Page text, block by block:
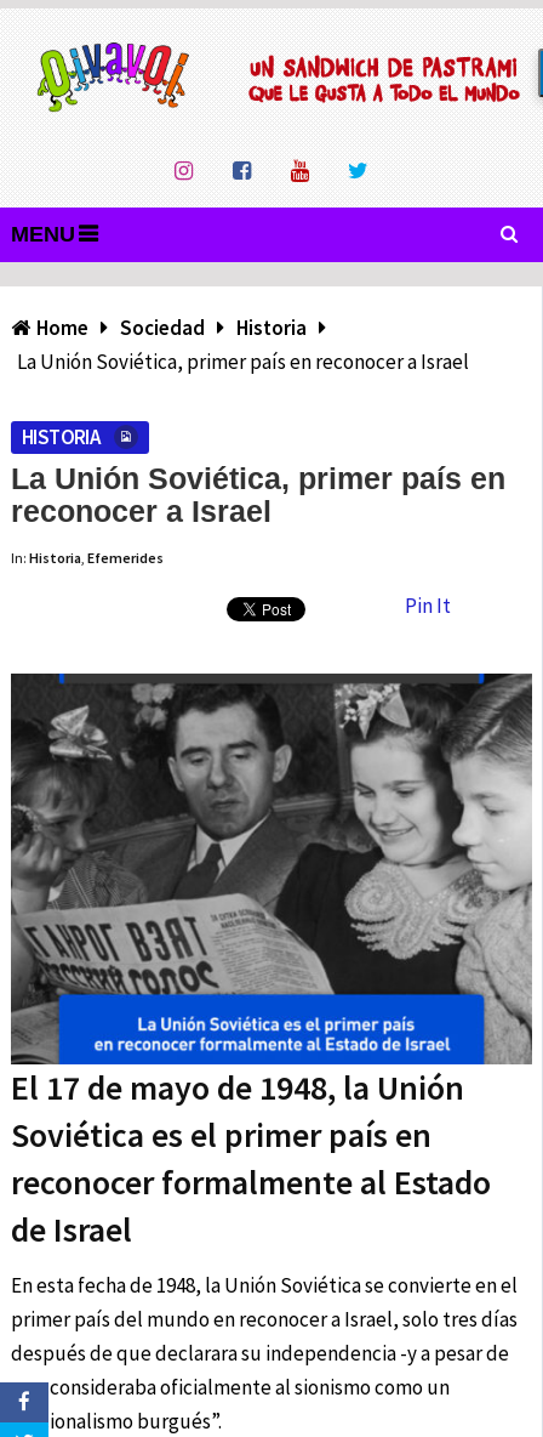
MENU
Home Sociedad
Historia
La Unión Soviética, primer país en reconocer a Israel
HISTORIA
La Unión Soviética, primer país en
reconocer a Israel
In: Historia, Efemerides
Pin It
El 17 de mayo de 1948, la Unión
Soviética es el primer país en
reconocer formalmente al Estado
de Israel
En esta fecha de 1948, la Unión Soviética se convierte en el
primer país del mundo en reconocer a Israel, solo tres días
después de que declarara su independencia -y a pesar de
que consideraba oficialmente al sionismo como un
“nacionalismo burgués”.